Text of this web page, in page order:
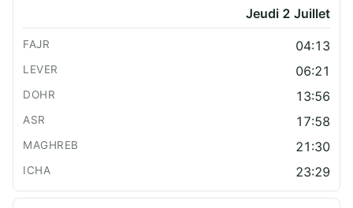
Jeudi 2 Juillet
04:13
06:21
13:56
17:58
21:30
23:29